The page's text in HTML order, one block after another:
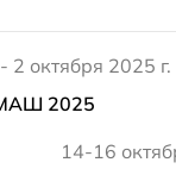
2 октября 2025 г.
2025
14-16